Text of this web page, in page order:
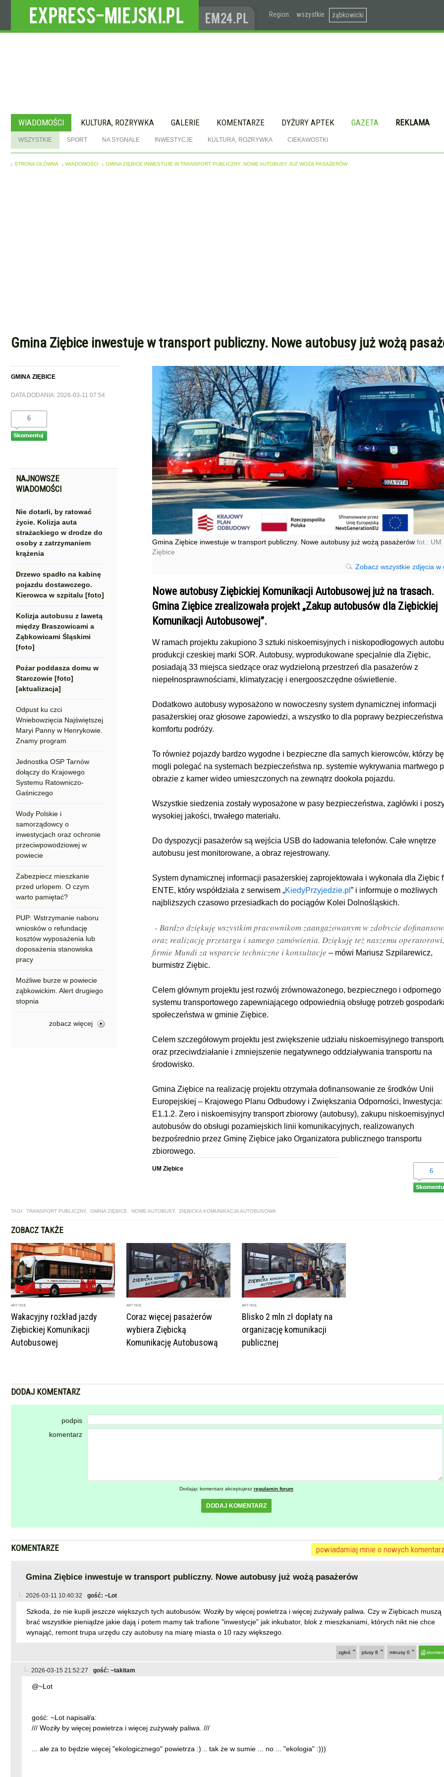
Region: wszystkie ząbkowicki
WIADOMOŚCI KULTURA, ROZRYWKA GALERIE KOMENTARZE DYŻURY APTEK GAZETA REKLAMA
WSZYSTKIE SPORT NA SYGNALE INWESTYCJE KULTURA, ROZRYWKA CIEKAWOSTKI
STRONA GŁÓWNA WIADOMOŚCI GMINA ZIĘBICE INWESTUJE W TRANSPORT PUBLICZNY. NOWE AUTOBUSY JUŻ WOŻĄ PASAŻERÓW
Gmina Ziębice inwestuje w transport publiczny. Nowe autobusy już wożą
GMINA ZIĘBICE
DATA DODANIA: 2026-03-11 07:54
6
NAJNOWSZE
WIADOMOŚCI
Nie dotarli, by ratować
życie. Kolizja auta
strażackiego w drodze do
osoby z zatrzymaniem
krążenia
Drzewo spadło na kabinę
pojazdu dostawczego.
Kierowca w szpitalu [foto]
Kolizja autobusu z lawetą
między Braszowicami a
Ząbkowicami Śląskimi
[foto]
Pożar poddasza domu w
Starczowie [foto]
[aktualizacja]
Odpust ku czci
Wniebowzięcia Najświętszej
Maryi Panny w Henrykowie.
Znamy program
Jednostka OSP Tarnów
dołączy do Krajowego
Systemu Ratowniczo-
Gaśniczego
Wody Polskie i
samorządowcy o
inwestycjach oraz ochronie
przeciwpowodziowej w
powiecie
Zabezpiecz mieszkanie
przed urlopem. O czym
warto pamiętać?
PUP: Wstrzymanie naboru
wniosków o refundację
kosztów wyposażenia lub
doposażenia stanowiska
pracy
Możliwe burze w powiecie
ząbkowickim. Alert drugiego
stopnia
zobacz więcej
Gmina Ziębice inwestuje w transport publiczny. Nowe autobusy już wożą pasażerów fot.: UM
Ziębice
Zobacz wszystkie zdjęcia w
Nowe autobusy Ziębickiej Komunikacji Autobusowej już na trasach.
Gmina Ziębice zrealizowała projekt „Zakup autobusów dla Ziębickiej
Komunikacji Autobusowej”.
W ramach projektu zakupiono 3 sztuki niskoemisyjnych i niskopodłogowych
produkcji czeskiej marki SOR. Autobusy, wyprodukowane specjalnie dla Ziębic,
posiadają 33 miejsca siedzące oraz wydzieloną przestrzeń dla pasażerów z
niepełnosprawnościami, klimatyzację i energooszczędne oświetlenie.
Dodatkowo autobusy wyposażono w nowoczesny system dynamicznej informacji
pasażerskiej oraz głosowe zapowiedzi, a wszystko to dla poprawy
komfortu podróży.
To również pojazdy bardzo wygodne i bezpieczne dla samych kierowców, którzy
mogli polegać na systemach bezpieczeństwa np. systemie wykrywania martwego
obrazie z kamer wideo umieszczonych na zewnątrz dookoła pojazdu.
Wszystkie siedzenia zostały wyposażone w pasy bezpieczeństwa, zagłówki i
wysokiej jakości, trwałego materiału.
Do dyspozycji pasażerów są wejścia USB do ładowania telefonów. Całe wnętrze
autobusu jest monitorowane, a obraz rejestrowany.
System dynamicznej informacji pasażerskiej zaprojektowała i wykonała dla Ziębic
ENTE, który współdziała z serwisem „KiedyPrzyjedzie.pl ” i informuje o możliwych
najbliższych czasowo przesiadkach do pociągów Kolei Dolnośląskich.
- Bardzo dziękuję wszystkim pracownikom zaangażowanym w zdobycie
oraz realizację przetargu i samego zamówienia. Dziękuję też naszemu operatorowi,
firmie Mundi za wsparcie techniczne i konsultacje – mówi Mariusz Szpilarewicz,
burmistrz Ziębic.
Celem głównym projektu jest rozwój zrównoważonego, bezpiecznego i odpornego
systemu transportowego zapewniającego odpowiednią obsługę potrzeb
społeczeństwa w gminie Ziębice.
Celem szczegółowym projektu jest zwiększenie udziału niskoemisyjnego
oraz przeciwdziałanie i zmniejszenie negatywnego oddziaływania transportu na
środowisko.
Gmina Ziębice na realizację projektu otrzymała dofinansowanie ze środków Unii
Europejskiej – Krajowego Planu Odbudowy i Zwiększania Odporności, Inwestycja:
E1.1.2. Zero i niskoemisyjny transport zbiorowy (autobusy), zakupu
autobusów do obsługi pozamiejskich linii komunikacyjnych, realizowanych
bezpośrednio przez Gminę Ziębice jako Organizatora publicznego transportu
zbiorowego.
UM Ziębice 6
TAGI: TRANSPORT PUBLICZNY GMINA ZIĘBICE NOWE AUTOBUSY ZIĘBICKA KOMUNIKACJA AUTOBUSOWA
ZOBACZ TAKŻE
ARTYKUŁ
Wakacyjny rozkład jazdy
Ziębickiej Komunikacji
Autobusowej
ARTYKUŁ
Coraz więcej pasażerów
wybiera Ziębicką
Komunikację Autobusową
ARTYKUŁ
Blisko 2 mln zł dopłaty na
organizację komunikacji
publicznej
DODAJ KOMENTARZ
podpis
komentarz
Dodając komentarz akceptujesz regulamin forum
DODAJ KOMENTARZ
KOMENTARZE powiadamiaj mnie o nowych
Gmina Ziębice inwestuje w transport publiczny. Nowe autobusy już wożą pasażerów
2026-03-11 10:40:32 gość: ~Lot
Szkoda, że nie kupili jeszcze większych tych autobusów. Woziły by więcej powietrza i więcej zużywały paliwa. Czy w Ziębicach muszą
brać wszystkie pieniądze jakie dają i potem mamy tak trafione "inwestycje" jak inkubator, blok z mieszkaniami, których nikt nie chce
wynająć, remont trupa urzędu czy autobusy na miarę miasta o 10 razy większego.
minusy 0
plusy 8
zgłoś
2026-03-15 21:52:27 gość: ~takitam
@~Lot
gość: ~Lot napisał/a:
/// Woziły by więcej powietrza i więcej zużywały paliwa. ///
... ale za to będzie więcej "ekologicznego" powietrza :) .. tak że w sumie ... no ... "ekologia" :)))